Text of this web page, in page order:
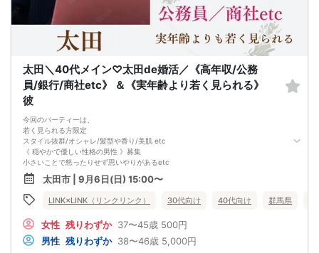
多すぎず少なすぎず、参加者様が求める理想の人数を作り上げました！
（最小催行人数3:3）
②直接の連絡先交換自由♪
気の合う方がいたら直接連絡先交換してもOK！
トークタイムについて♪
プロフィールシートを全員の異性の方と交換して1対1でお話をしていただきま
す！
女性は着席したままで、男性が席を順番に移動していきます。
トークタイムは、5分～10分（人数で時間変動あり）です！
お仕事の話、趣味の話などでお互いの共通点などをみつけてみてはいかがでしょ
うか…
太田＼40代メイン♡太田de婚活／《高年収/公務
員/銀行/商社etc》 ＆《実年齢より若く見られる》
彼
今回のパーティーは、
若く見られる方限定
スタイル抜群/オシャレ/髪型や香り/美肌 etc
《 穏やかで優しい性格の男性 》募集
小さいことで怒ったりせず思いやりがあるetc
《 若く見られる・清潔感のある女性 》
ふとした仕草や話し方に品があって
他人に気を遣うことができる
自分を大切に思ってくれる素敵なお相手と
前回参加の男性一部紹介！
40代／年収600万円以上／飲食店経営者／明るい性格
40代／公務員／身長179cm／目を見て聞いてお話上手♪
太田市 | 9月6日(日) 15:00〜
LINK×LINK（リンクリンク） 30代向け 40代向け 群馬県
女性 残りわずか 37〜45歳 500円
男性 残りわずか 38〜46歳 5,000円